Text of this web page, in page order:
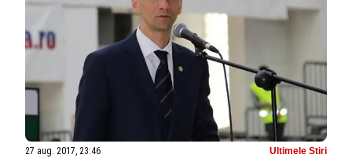
27 aug. 2017, 23:46 Ultimele Stiri